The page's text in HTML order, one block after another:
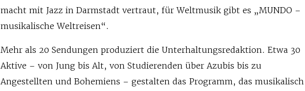
macht mit Jazz in Darmstadt vertraut, für Weltmusik gibt es „MUNDO –
musikalische Weltreisen“.
Mehr als 20 Sendungen produziert die Unterhaltungsredaktion. Etwa 30
Aktive – von Jung bis Alt, von Studierenden über Azubis bis zu
Angestellten und Bohemiens – gestalten das Programm, das musikalisch